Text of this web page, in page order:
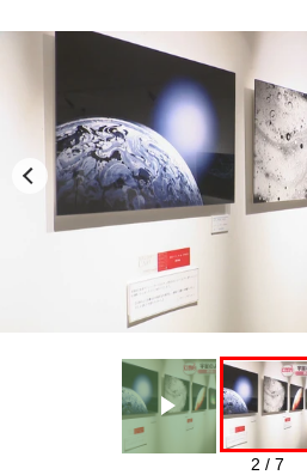
Play
2 / 7